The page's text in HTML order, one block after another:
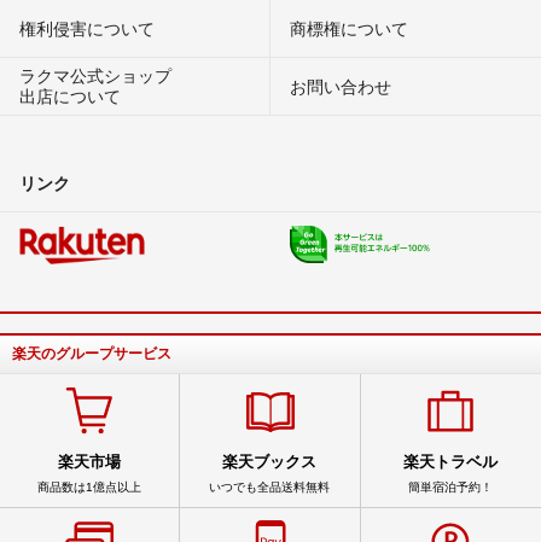
権利侵害について
商標権について
ラクマ公式ショップ
出店について
お問い合わせ
リンク
楽天のグループサービス
楽天市場
商品数は1億点以上
楽天ブックス
いつでも全品送料無料
楽天トラベル
簡単宿泊予約！